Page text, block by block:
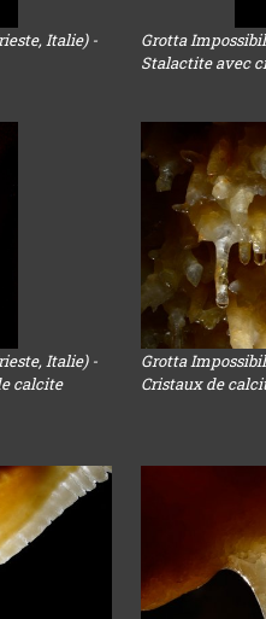
Italie) -
Grotta
Stalactite avec
Italie) -
calcite
Grotta
Cristaux de